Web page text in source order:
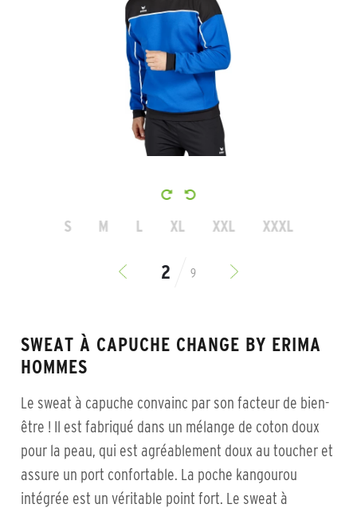
S M L XL XXL XXXL
9
SWEAT À CAPUCHE CHANGE BY ERIMA
HOMMES
Le sweat à capuche convainc par son facteur de bien-
être ! Il est fabriqué dans un mélange de coton doux
pour la peau, qui est agréablement doux au toucher et
assure un port confortable. La poche kangourou
intégrée est un véritable point fort. Le sweat à